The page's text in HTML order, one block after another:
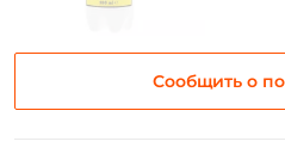
Сообщить о